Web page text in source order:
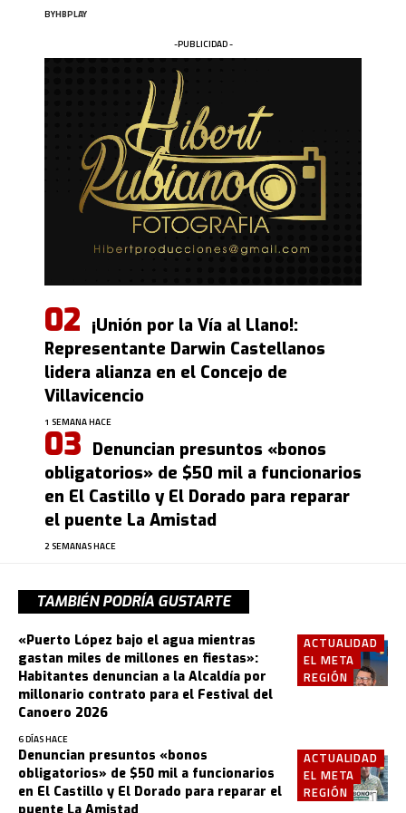
BYHBPLAY
-PUBLICIDAD -
¡Unión por la Vía al Llano!:
Representante Darwin Castellanos
lidera alianza en el Concejo de
Villavicencio
1 SEMANA HACE
Denuncian presuntos «bonos
obligatorios» de $50 mil a funcionarios
en El Castillo y El Dorado para reparar
el puente La Amistad
2 SEMANAS HACE
TAMBIÉN PODRÍA GUSTARTE
ACTUALIDAD
EL META
REGIÓN
«Puerto López bajo el agua mientras
gastan miles de millones en fiestas»:
Habitantes denuncian a la Alcaldía por
millonario contrato para el Festival del
Canoero 2026
6 DÍAS HACE
ACTUALIDAD
EL META
REGIÓN
Denuncian presuntos «bonos
obligatorios» de $50 mil a funcionarios
en El Castillo y El Dorado para reparar el